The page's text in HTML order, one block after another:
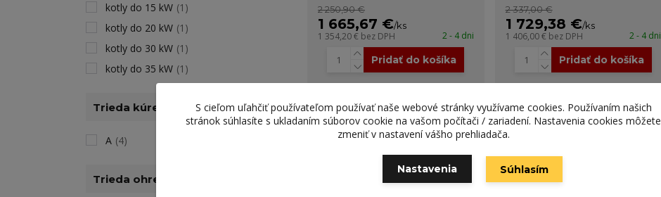
2 250,90 €
1 665,67 €/ks
1 354,20 € bez DPH 2 - 4 dni
Pridať do košíka
2 337,00 €
1 729,38 €/ks
1 406,00 € bez DPH 2 - 4 dni
Pridať do košíka
kotly do 15 kW (1)
kotly do 20 kW (1)
kotly do 30 kW (1)
kotly do 35 kW (1)
Trieda kúrenia
A (4)
Trieda ohrevu TÚV
S cieľom uľahčiť používateľom používať naše webové stránky využívame cookies. Používaním našich
stránok súhlasíte s ukladaním súborov cookie na vašom počítači / zariadení. Nastavenia cookies môžete
zmeniť v nastavení vášho prehliadača.
Nastavenia Súhlasím